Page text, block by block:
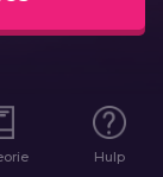
Hulp